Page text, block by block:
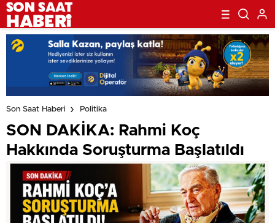
Son Saat Haberi Politika
SON DAKİKA: Rahmi Koç
Hakkında Soruşturma Başlatıldı